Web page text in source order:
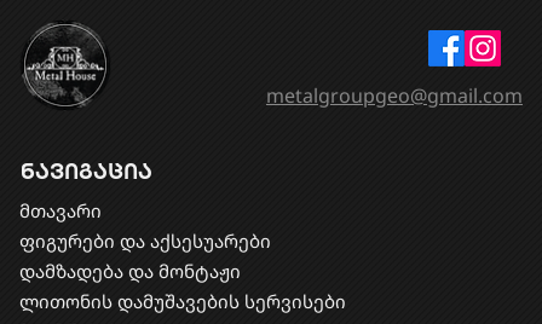
ნავიგაცია
მთავარი
ფიგურები და აქსესუარები
დამზადება და მონტაჟი
​ლითონის დამუშავების სერვისები
metalgroupgeo@gmail.com